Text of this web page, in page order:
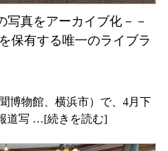
写真をアーカイブ化－－
保有する唯一のライブラ
博物館、横浜市）で、4月下
道写 …[続きを読む]